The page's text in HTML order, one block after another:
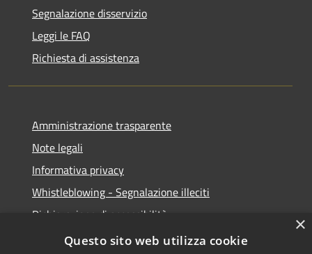
Segnalazione disservizio
Leggi le FAQ
Richiesta di assistenza
Amministrazione trasparente
Note legali
Informativa privacy
Whistleblowing - Segnalazione illeciti
Dichiarazione di accessibilità
Obiettivi di acessibilità
×
Questo sito web utilizza cookie